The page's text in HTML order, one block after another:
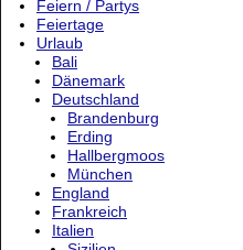
Feiern / Partys
Feiertage
Urlaub
Bali
Dänemark
Deutschland
Brandenburg
Erding
Hallbergmoos
München
England
Frankreich
Italien